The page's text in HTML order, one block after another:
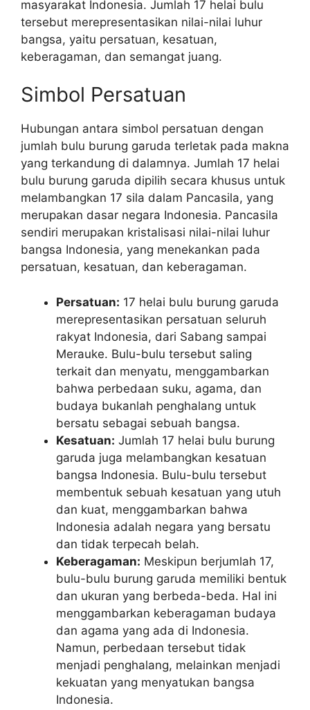
masyarakat Indonesia. Jumlah 17 helai bulu
tersebut merepresentasikan nilai-nilai luhur
bangsa, yaitu persatuan, kesatuan,
keberagaman, dan semangat juang.
Simbol Persatuan
Hubungan antara simbol persatuan dengan
jumlah bulu burung garuda terletak pada makna
yang terkandung di dalamnya. Jumlah 17 helai
bulu burung garuda dipilih secara khusus untuk
melambangkan 17 sila dalam Pancasila, yang
merupakan dasar negara Indonesia. Pancasila
sendiri merupakan kristalisasi nilai-nilai luhur
bangsa Indonesia, yang menekankan pada
persatuan, kesatuan, dan keberagaman.
Persatuan: 17 helai bulu burung garuda
merepresentasikan persatuan seluruh
rakyat Indonesia, dari Sabang sampai
Merauke. Bulu-bulu tersebut saling
terkait dan menyatu, menggambarkan
bahwa perbedaan suku, agama, dan
budaya bukanlah penghalang untuk
bersatu sebagai sebuah bangsa.
Kesatuan: Jumlah 17 helai bulu burung
garuda juga melambangkan kesatuan
bangsa Indonesia. Bulu-bulu tersebut
membentuk sebuah kesatuan yang utuh
dan kuat, menggambarkan bahwa
Indonesia adalah negara yang bersatu
dan tidak terpecah belah.
Keberagaman: Meskipun berjumlah 17,
bulu-bulu burung garuda memiliki bentuk
dan ukuran yang berbeda-beda. Hal ini
menggambarkan keberagaman budaya
dan agama yang ada di Indonesia.
Namun, perbedaan tersebut tidak
menjadi penghalang, melainkan menjadi
kekuatan yang menyatukan bangsa
Indonesia.